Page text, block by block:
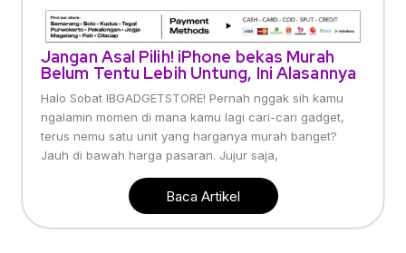
Jangan Asal Pilih! iPhone bekas Murah
Belum Tentu Lebih Untung, Ini Alasannya
Halo Sobat IBGADGETSTORE! Pernah nggak sih kamu
ngalamin momen di mana kamu lagi cari-cari gadget,
terus nemu satu unit yang harganya murah banget?
Jauh di bawah harga pasaran. Jujur saja,
Baca Artikel